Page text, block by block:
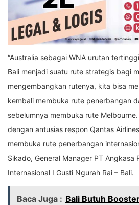
“Australia sebagai WNA urutan
Bali menjadi suatu rute strategis bagi
mengembangkan rutenya, kita bisa
kembali membuka rute penerbangan
sebelumnya membuka rute
dengan antusias respon Qantas
membuka rute penerbangan
Sikado, General Manager PT Angkasa
Internasional I Gusti Ngurah Rai – Bali.
Baca Juga : Bali Butuh